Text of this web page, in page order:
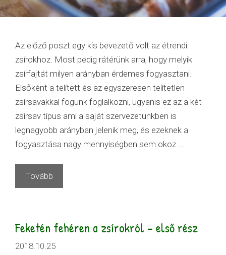
Az előző poszt egy kis bevezető volt az étrendi
zsírokhoz. Most pedig rátérünk arra, hogy melyik
zsírfajtát milyen arányban érdemes fogyasztani.
Elsőként a telített és az egyszeresen telítetlen
zsírsavakkal fogunk foglalkozni, ugyanis ez az a két
zsírsav típus ami a saját szervezetünkben is
legnagyobb arányban jelenik meg, és ezeknek a
fogyasztása nagy mennyiségben sem okoz …
Tovább
Feketén fehéren a zsírokról – első rész
2018.10.25